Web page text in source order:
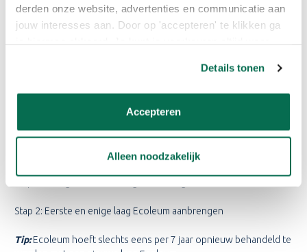
derden onze website, advertenties en communicatie aan
jouw interesses aan. Door op 'accepteren' te klikken ga
Details tonen
Accepteren
Alleen noodzakelijk
Stap 1: Houtwerk afborstelen
Bestaand hout (eerder met Ecoleum of Impra behandeld)
Stap 2: Eerste en enige laag Ecoleum aanbrengen
Tip: Ecoleum hoeft slechts eens per 7 jaar opnieuw behandeld te